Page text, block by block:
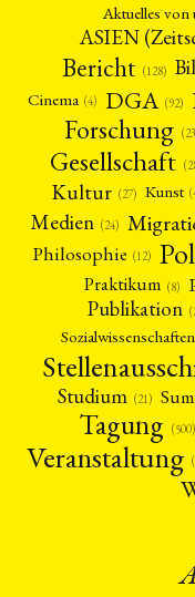
Aktuelles
ASIEN
Bericht (128)
Cinema (4) DGA (92)
Forschung
Gesellschaft
Kultur (27) Kunst
Medien (24)
Philosophie (12)
Praktikum (8)
Publikation
Sozialwissenschaften
Studium (21)
Tagung (500)
Veranstaltung